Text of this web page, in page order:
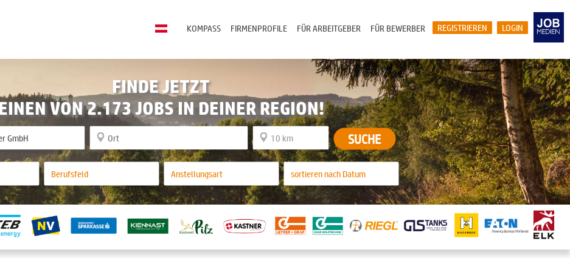
LOGIN
REGISTRIEREN
FÜR BEWERBER
FÜR ARBEITGEBER
FIRMENPROFILE
KOMPASS
FINDE JETZT
VON 2.173 JOBS IN DEINER REGION!
SUCHE